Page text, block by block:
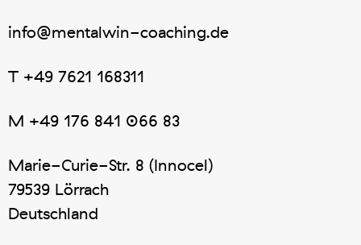
info@mentalwin-coaching.de
T +49 7621 168311
M +49 176 841 066 83
Marie-Curie-Str. 8 (Innocel)
79539 Lörrach
Deutschland